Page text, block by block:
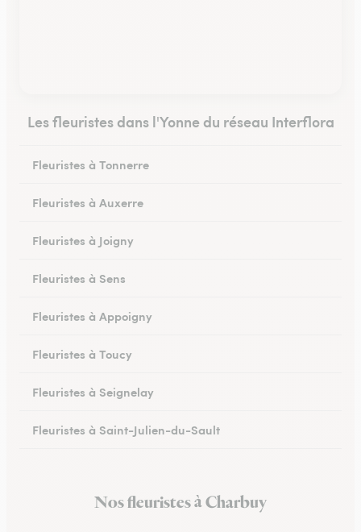
Les fleuristes dans l'Yonne du réseau Interflora
Fleuristes à Tonnerre
Fleuristes à Auxerre
Fleuristes à Joigny
Fleuristes à Sens
Fleuristes à Appoigny
Fleuristes à Toucy
Fleuristes à Seignelay
Fleuristes à Saint-Julien-du-Sault
Fleuristes à Monéteau
Nos fleuristes à Charbuy